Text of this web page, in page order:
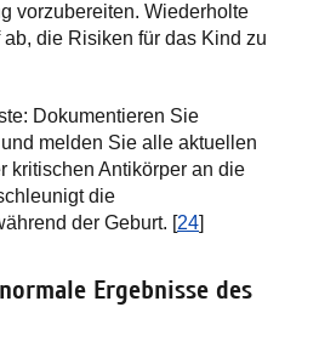
vorzubereiten. Wiederholte
die Risiken für das Kind zu
Dokumentieren Sie
melden Sie alle aktuellen
kritischen Antikörper an die
die
der Geburt. [24]
Ergebnisse des